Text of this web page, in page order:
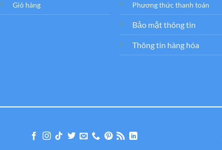
Giỏ hàng Phương thức thanh toán
Bảo mật thông tin
Thông tin hàng hóa